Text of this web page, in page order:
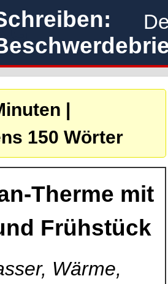
|
150 Wörter
Therme mit
Frühstück
Wärme,